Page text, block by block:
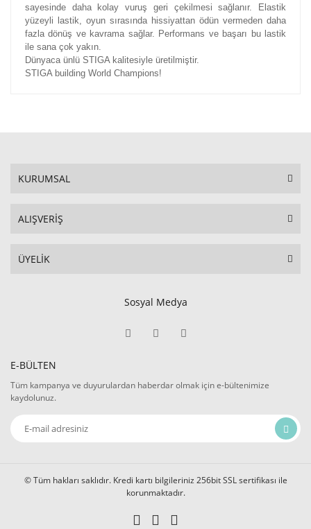
sayesinde daha kolay vuruş geri çekilmesi sağlanır. Elastik
yüzeyli lastik, oyun sırasında hissiyattan ödün vermeden daha
fazla dönüş ve kavrama sağlar. Performans ve başarı bu lastik
ile sana çok yakın.
Dünyaca ünlü STIGA kalitesiyle üretilmiştir.
STIGA building World Champions!
KURUMSAL
ALIŞVERİŞ
ÜYELİK
Sosyal Medya
E-BÜLTEN
Tüm kampanya ve duyurulardan haberdar olmak için e-bültenimize
kaydolunuz.
© Tüm hakları saklıdır. Kredi kartı bilgileriniz 256bit SSL sertifikası ile
korunmaktadır.